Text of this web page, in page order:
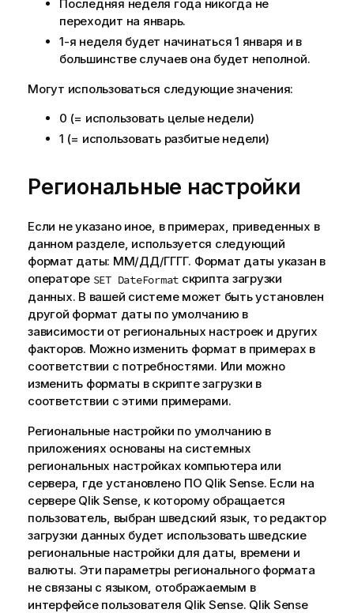
Последняя неделя года никогда не
переходит на январь.
1-я неделя будет начинаться 1 января и в
большинстве случаев она будет неполной.
Могут использоваться следующие значения:
0 (= использовать целые недели)
1 (= использовать разбитые недели)
Региональные настройки
Если не указано иное, в примерах, приведенных в
данном разделе, используется следующий
формат даты: ММ/ДД/ГГГГ. Формат даты указан в
операторе SET DateFormat скрипта загрузки
данных. В вашей системе может быть установлен
другой формат даты по умолчанию в
зависимости от региональных настроек и других
факторов. Можно изменить формат в примерах в
соответствии с потребностями. Или можно
изменить форматы в скрипте загрузки в
соответствии с этими примерами.
Региональные настройки по умолчанию в
приложениях основаны на системных
региональных настройках компьютера или
сервера, где установлено ПО Qlik Sense. Если на
сервере Qlik Sense, к которому обращается
пользователь, выбран шведский язык, то редактор
загрузки данных будет использовать шведские
региональные настройки для даты, времени и
валюты. Эти параметры регионального формата
не связаны с языком, отображаемым в
интерфейсе пользователя Qlik Sense. Qlik Sense